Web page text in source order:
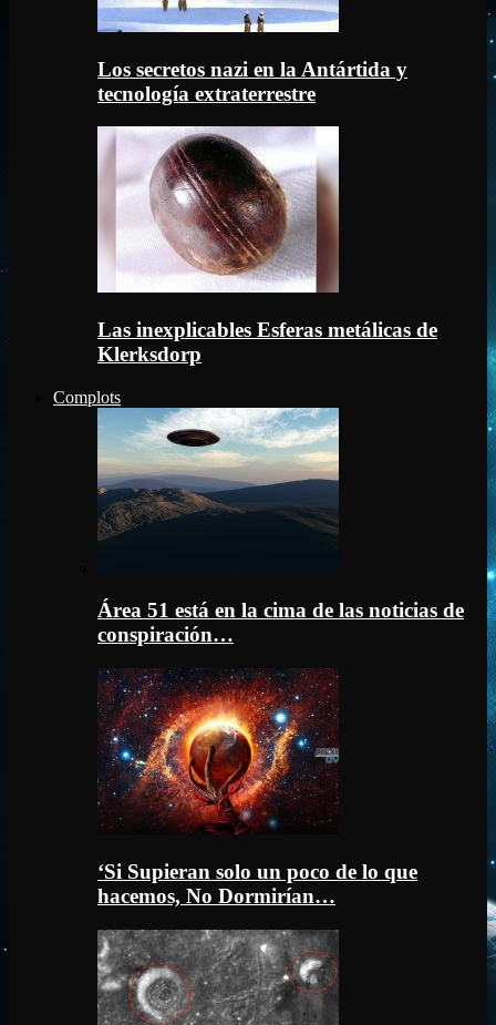
Los secretos nazi en la Antártida y
tecnología extraterrestre
Las inexplicables Esferas metálicas de
Klerksdorp
Complots
Área 51 está en la cima de las noticias de
conspiración…
‘Si Supieran solo un poco de lo que
hacemos, No Dormirían…